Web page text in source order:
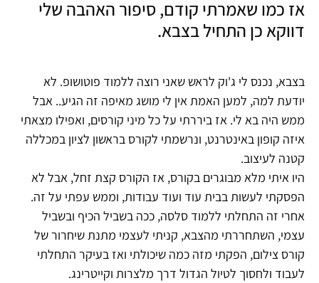
אז כמו שאמרתי קודם, סיפור האהבה שלי
דווקא כן התחיל בצבא.
בצבא, נכנס לי ג'וק לראש שאני רוצה ללמוד פוטושופ. לא
יודעת למה, למען האמת אין לי מושג מאיפה זה הגיע.. אבל
ממש היה בא לי. אז ביררתי על כל מיני קורסים, ואפילו מצאתי
איזה קופון באינטרנט, ונרשמתי לקורס בראשון לציון במכללה
קטנה לעיצוב.
היו איתי מלא מבוגרים בקורס, אז הקורס קצת זחל, אבל לא
הפסקתי לעשות בבית עוד ועוד עבודות, וממש עפתי על זה.
אחרי זה התחלתי ללמוד סלסה, ככה בשביל הכיף ובשביל
עצמי, השתחררתי מהצבא, קניתי לעצמי מתנת שיחרור של
קורס צילום, הפקתי מזה כמה שיכולתי ואז בעיקר התחלתי
לעבוד ולחסוך לטיול הגדול דרך מלצרות וקייטרינג.